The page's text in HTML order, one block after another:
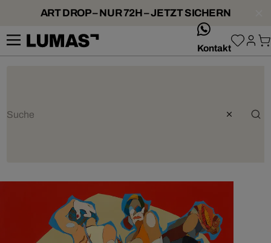
ART DROP – NUR 72H – JETZT SICHERN
Kontakt